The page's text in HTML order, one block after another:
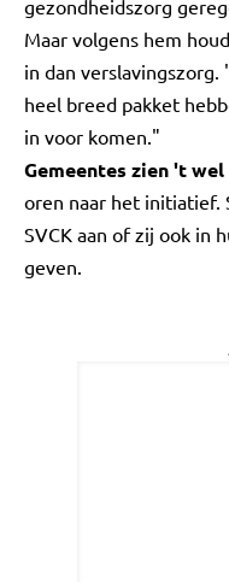
gezondheidszorg
Maar volgens hem
in dan
heel breed pakket
in voor komen."
Gemeentes zien 't
oren naar het initiatief.
SVCK aan of zij ook in
geven.